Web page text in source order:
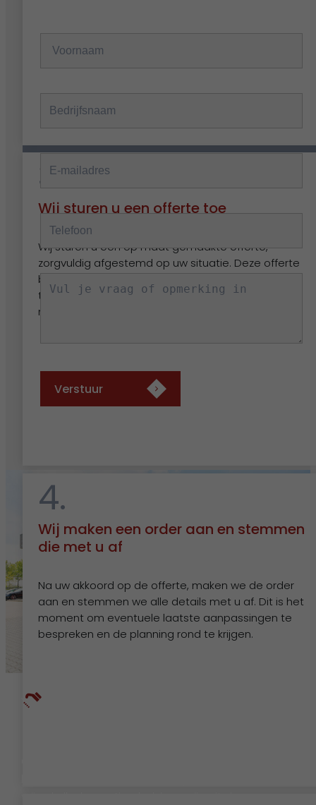
3.
Wij sturen u een offerte toe
Wij sturen u een op maat gemaakte offerte,
zorgvuldig afgestemd op uw situatie. Deze offerte
bevat alle benodigde informatie, van specificaties
tot prijs, zodat u een weloverwogen beslissing kunt
nemen.
4.
Wij maken een order aan en stemmen
die met u af
Na uw akkoord op de offerte, maken we de order
aan en stemmen we alle details met u af. Dit is het
moment om eventuele laatste aanpassingen te
bespreken en de planning rond te krijgen.